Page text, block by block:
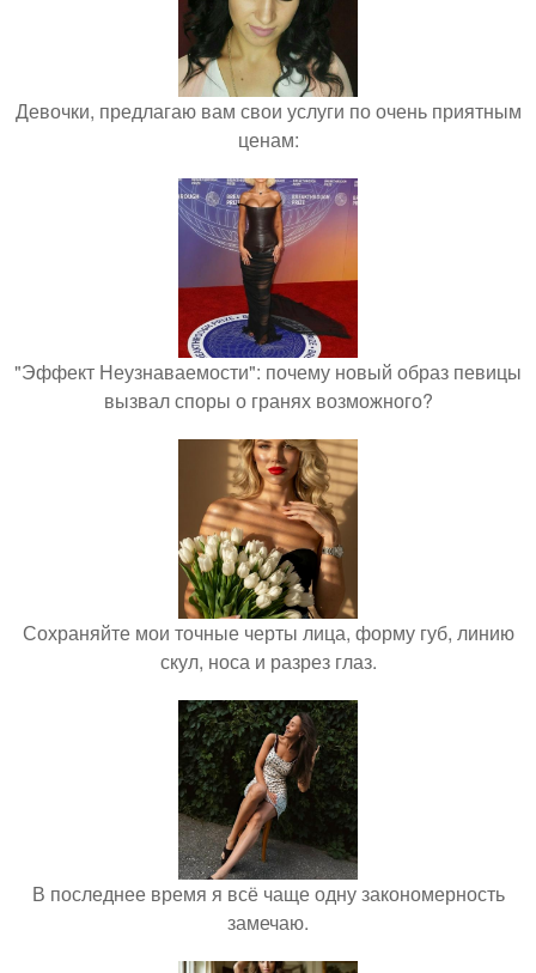
Девочки, предлагаю вам свои услуги по очень приятным
ценам:
"Эффект Неузнаваемости": почему новый образ певицы
вызвал споры о гранях возможного?
Сохраняйте мои точные черты лица, форму губ, линию
скул, носа и разрез глаз.
В последнее время я всё чаще одну закономерность
замечаю.